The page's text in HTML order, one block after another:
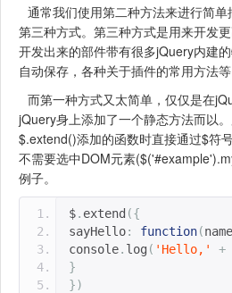
通常我们使用第二种方法来进行简
第三种方式。第三种方式是用来开发
开发出来的部件带有很多jQuery内建
自动保存，各种关于插件的常用方法
而第一种方式又太简单，仅仅是在
jQuery身上添加了一个静态方法而以
$.extend()添加的函数时直接通过$符
不需要选中DOM元素
例子。
$. extend ({
sayHello: function(name
console. log ( 'Hello,' +
}
})